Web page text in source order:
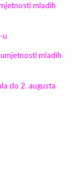
mladih
u
mladih
do 2. augusta